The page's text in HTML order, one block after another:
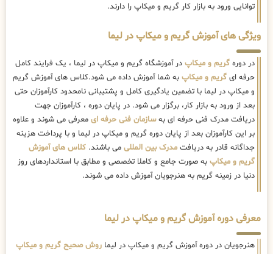
توانایی ورود به بازار کار گریم و میکاپ را دارند.
ویژگی های آموزش گریم و میکاپ در لیما
در دوره گریم و میکاپ در آموزشگاه گریم و میکاپ در لیما ، یک فرایند کامل
حرفه ای گریم و میکاپ به شما آموزش داده می شود.کلاس های آموزش گریم
و میکاپ در لیما با تضمین یادگیری کامل و پشتیبانی نامحدود کارآموزان حتی
بعد از ورود به بازار کار، برگزار می شود. در پایان دوره ، کارآموزان جهت
دریافت مدرک فنی حرفه ای بهسازمان فنی حرفه ای معرفی می شوند و علاوه
بر این کارآموزان بعد از پایان دوره گریم و میکاپ در لیما و با پرداخت هزینه
جداگانه قادر به دریافت مدرک بین المللی می باشند. کلاس های آموزش
گریم و میکاپ به صورت جامع و کاملا تخصصی و مطابق با استانداردهای روز
دنیا در زمینه گریم به هنرجویان آموزش داده می شوند.
معرفی دوره آموزش گریم و میکاپ در لیما
هنرجویان در دوره آموزش گریم و میکاپ در لیما روش صحیح گریم و میکاپ